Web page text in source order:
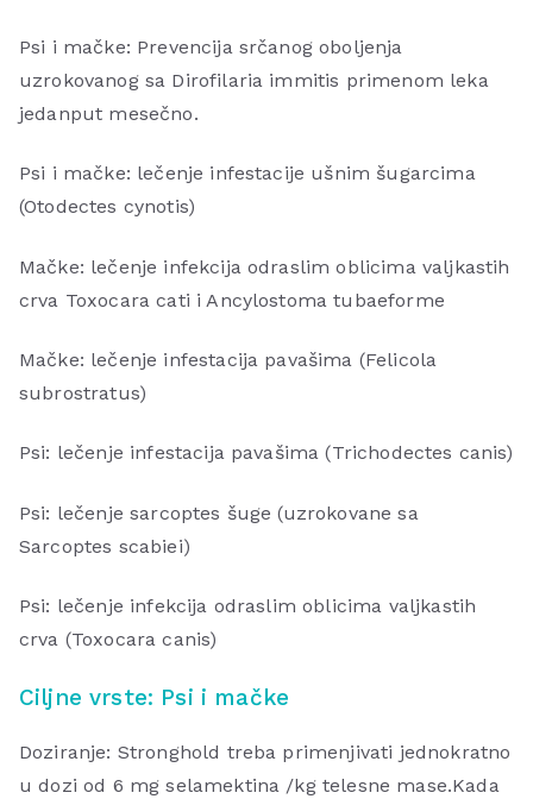
Psi i mačke: Prevencija srčanog oboljenja
uzrokovanog sa Dirofilaria immitis primenom leka
jedanput mesečno.
Psi i mačke: lečenje infestacije ušnim šugarcima
(Otodectes cynotis)
Mačke: lečenje infekcija odraslim oblicima valjkastih
crva Toxocara cati i Ancylostoma tubaeforme
Mačke: lečenje infestacija pavašima (Felicola
subrostratus)
Psi: lečenje infestacija pavašima (Trichodectes canis)
Psi: lečenje sarcoptes šuge (uzrokovane sa
Sarcoptes scabiei)
Psi: lečenje infekcija odraslim oblicima valjkastih
crva (Toxocara canis)
Ciljne vrste: Psi i mačke
Doziranje: Stronghold treba primenjivati jednokratno
u dozi od 6 mg selamektina /kg telesne mase.Kada